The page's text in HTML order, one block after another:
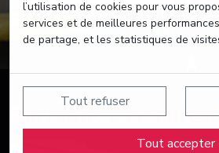
l’utilisation de cookies pour vous
services et de meilleures
de partage, et les statistiques de
Tout refuser
Tout accepter
Suivez nos actualités